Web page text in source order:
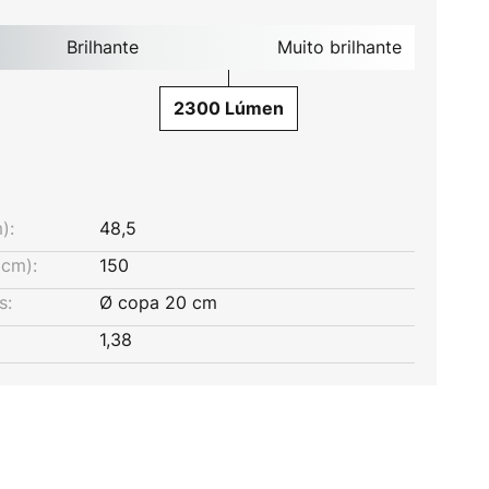
Brilhante Muito brilhante
2300 Lúmen
48,5
150
Ø copa 20 cm
1,38